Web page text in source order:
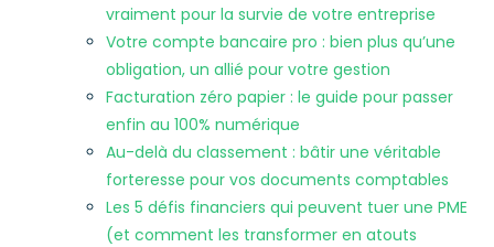
vraiment pour la survie de votre entreprise
Votre compte bancaire pro : bien plus qu’une
obligation, un allié pour votre gestion
Facturation zéro papier : le guide pour passer
enfin au 100% numérique
Au-delà du classement : bâtir une véritable
forteresse pour vos documents comptables
Les 5 défis financiers qui peuvent tuer une PME
(et comment les transformer en atouts